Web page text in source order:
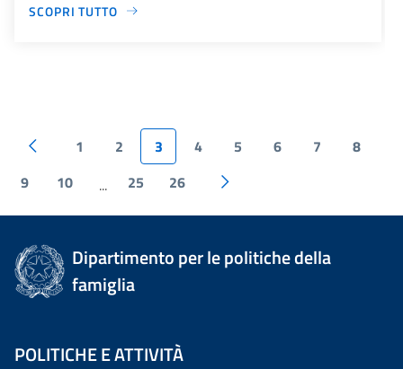
SCOPRI TUTTO
1 2 3 4 5 6 7
8
9
10 ... 25 26
Dipartimento per le politiche della
famiglia
POLITICHE E ATTIVITÀ